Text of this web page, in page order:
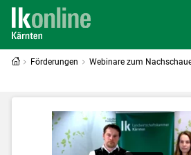
Förderungen Webinare zum